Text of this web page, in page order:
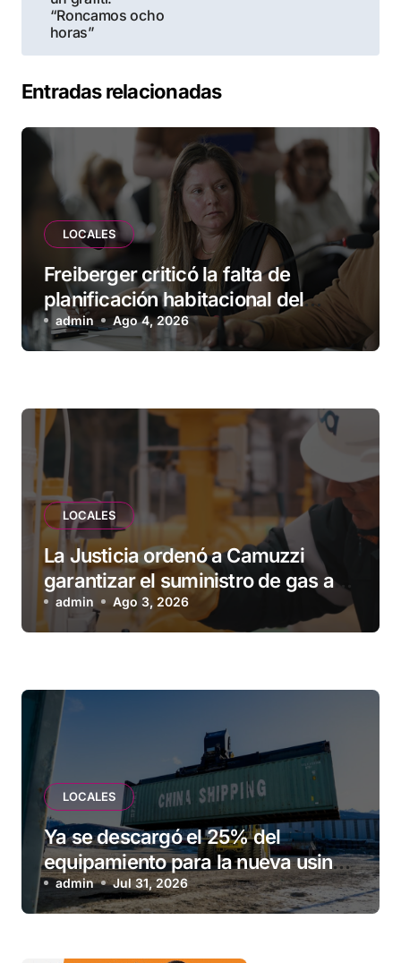
“Roncamos ocho
horas”
Entradas relacionadas
LOCALES
Freiberger criticó la falta de
planificación habitacional del
Municipio: “Vuoto deja afuera a
vecinos que llevan más de 20 años
admin Ago 4, 2026
LOCALES
La Justicia ordenó a Camuzzi
garantizar el suministro de gas a
una familia de Tolhuin
admin Ago 3, 2026
LOCALES
Ya se descargó el 25% del
equipamiento para la nueva usina
de Ushuaia
admin Jul 31, 2026